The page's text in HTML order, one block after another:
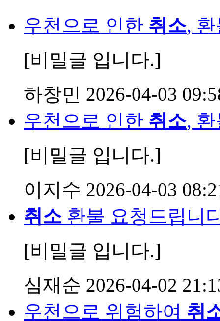
우천으로 인한 취소,
[비밀글 입니다.]
하창민 2026-04-03
우천으로 인한 취소,
[비밀글 입니다.]
이지수 2026-04-03
취소 환불 요청드립니
[비밀글 입니다.]
심재순 2026-04-02
우천으로 위험하여 취